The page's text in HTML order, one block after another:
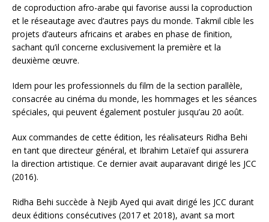
de coproduction afro-arabe qui favorise aussi la coproduction
et le réseautage avec d’autres pays du monde. Takmil cible les
projets d’auteurs africains et arabes en phase de finition,
sachant qu’il concerne exclusivement la première et la
deuxième œuvre.
Idem pour les professionnels du film de la section parallèle,
consacrée au cinéma du monde, les hommages et les séances
spéciales, qui peuvent également postuler jusqu’au 20 août.
Aux commandes de cette édition, les réalisateurs Ridha Behi
en tant que directeur général, et Ibrahim Letaïef qui assurera
la direction artistique. Ce dernier avait auparavant dirigé les JCC
(2016).
Ridha Behi succède à Nejib Ayed qui avait dirigé les JCC durant
deux éditions consécutives (2017 et 2018), avant sa mort